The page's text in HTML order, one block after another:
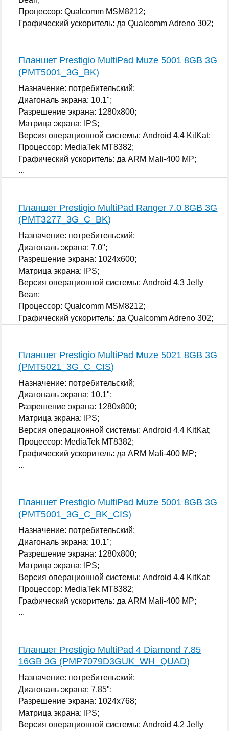
Процессор: Qualcomm MSM8212;
Графический ускоритель: да Qualcomm Adreno 302;
Планшет Prestigio MultiPad Muze 5001 8GB 3G
(PMT5001_3G_BK)
Назначение: потребительский;
Диагональ экрана: 10.1";
Разрешение экрана: 1280x800;
Матрица экрана: IPS;
Версия операционной системы: Android 4.4 KitKat;
Процессор: MediaTek MT8382;
Графический ускоритель: да ARM Mali-400 MP;
...
Планшет Prestigio MultiPad Ranger 7.0 8GB 3G
(PMT3277_3G_C_BK)
Назначение: потребительский;
Диагональ экрана: 7.0";
Разрешение экрана: 1024x600;
Матрица экрана: IPS;
Версия операционной системы: Android 4.3 Jelly
Bean;
Процессор: Qualcomm MSM8212;
Графический ускоритель: да Qualcomm Adreno 302;
Планшет Prestigio MultiPad Muze 5021 8GB 3G
(PMT5021_3G_C_CIS)
Назначение: потребительский;
Диагональ экрана: 10.1";
Разрешение экрана: 1280x800;
Матрица экрана: IPS;
Версия операционной системы: Android 4.4 KitKat;
Процессор: MediaTek MT8382;
Графический ускоритель: да ARM Mali-400 MP;
...
Планшет Prestigio MultiPad Muze 5001 8GB 3G
(PMT5001_3G_C_BK_CIS)
Назначение: потребительский;
Диагональ экрана: 10.1";
Разрешение экрана: 1280x800;
Матрица экрана: IPS;
Версия операционной системы: Android 4.4 KitKat;
Процессор: MediaTek MT8382;
Графический ускоритель: да ARM Mali-400 MP;
...
Планшет Prestigio MultiPad 4 Diamond 7.85
16GB 3G (PMP7079D3GUK_WH_QUAD)
Назначение: потребительский;
Диагональ экрана: 7.85";
Разрешение экрана: 1024x768;
Матрица экрана: IPS;
Версия операционной системы: Android 4.2 Jelly